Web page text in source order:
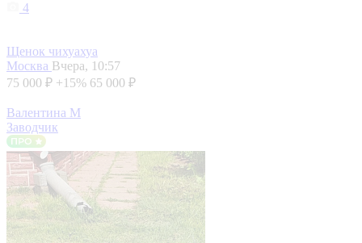
4
Щенок чихуахуа
Москва Вчера, 10:57
75 000 ₽ +15% 65 000 ₽
Валентина М
Заводчик